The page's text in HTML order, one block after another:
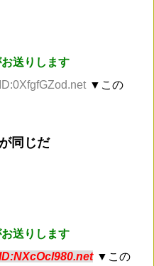
送りします
▼この
同じだ
送りします
▼この